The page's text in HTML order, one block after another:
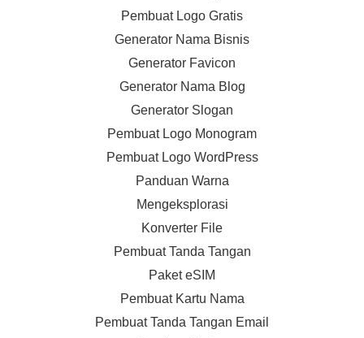
Pembuat Logo Gratis
Generator Nama Bisnis
Generator Favicon
Generator Nama Blog
Generator Slogan
Pembuat Logo Monogram
Pembuat Logo WordPress
Panduan Warna
Mengeksplorasi
Konverter File
Pembuat Tanda Tangan
Paket eSIM
Pembuat Kartu Nama
Pembuat Tanda Tangan Email